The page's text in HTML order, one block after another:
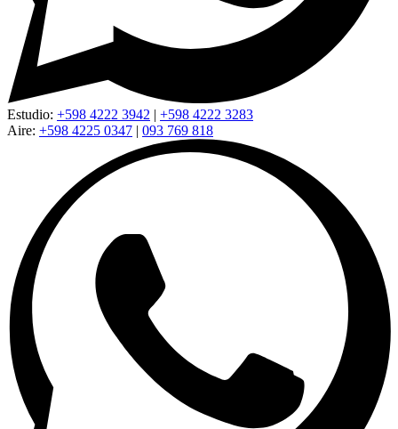
Estudio: +598 4222 3942 | +598 4222 3283
Aire: +598 4225 0347 | 093 769 818